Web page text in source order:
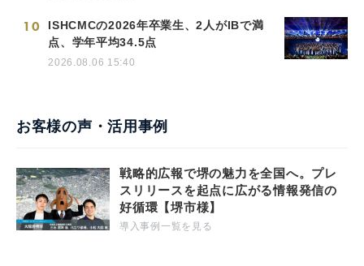
10
ISHCMCの2026年卒業生、2人がIBで満
点、学年平均34.5点
2026.08.06 15:40
お客様の声・活用事例
戦略的広報で堺の魅力を全国へ。プレ
スリリースを起点に広がる情報発信の
好循環【堺市様】
導入事例一覧を見る